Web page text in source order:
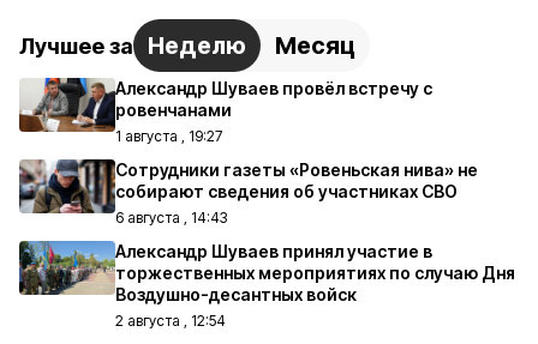
Лучшее за Неделю Месяц
Александр Шуваев провёл встречу с
ровенчанами
1 августа , 19:27
Сотрудники газеты «Ровеньская нива» не
собирают сведения об участниках СВО
6 августа , 14:43
Александр Шуваев принял участие в
торжественных мероприятиях по случаю Дня
Воздушно-десантных войск
2 августа , 12:54